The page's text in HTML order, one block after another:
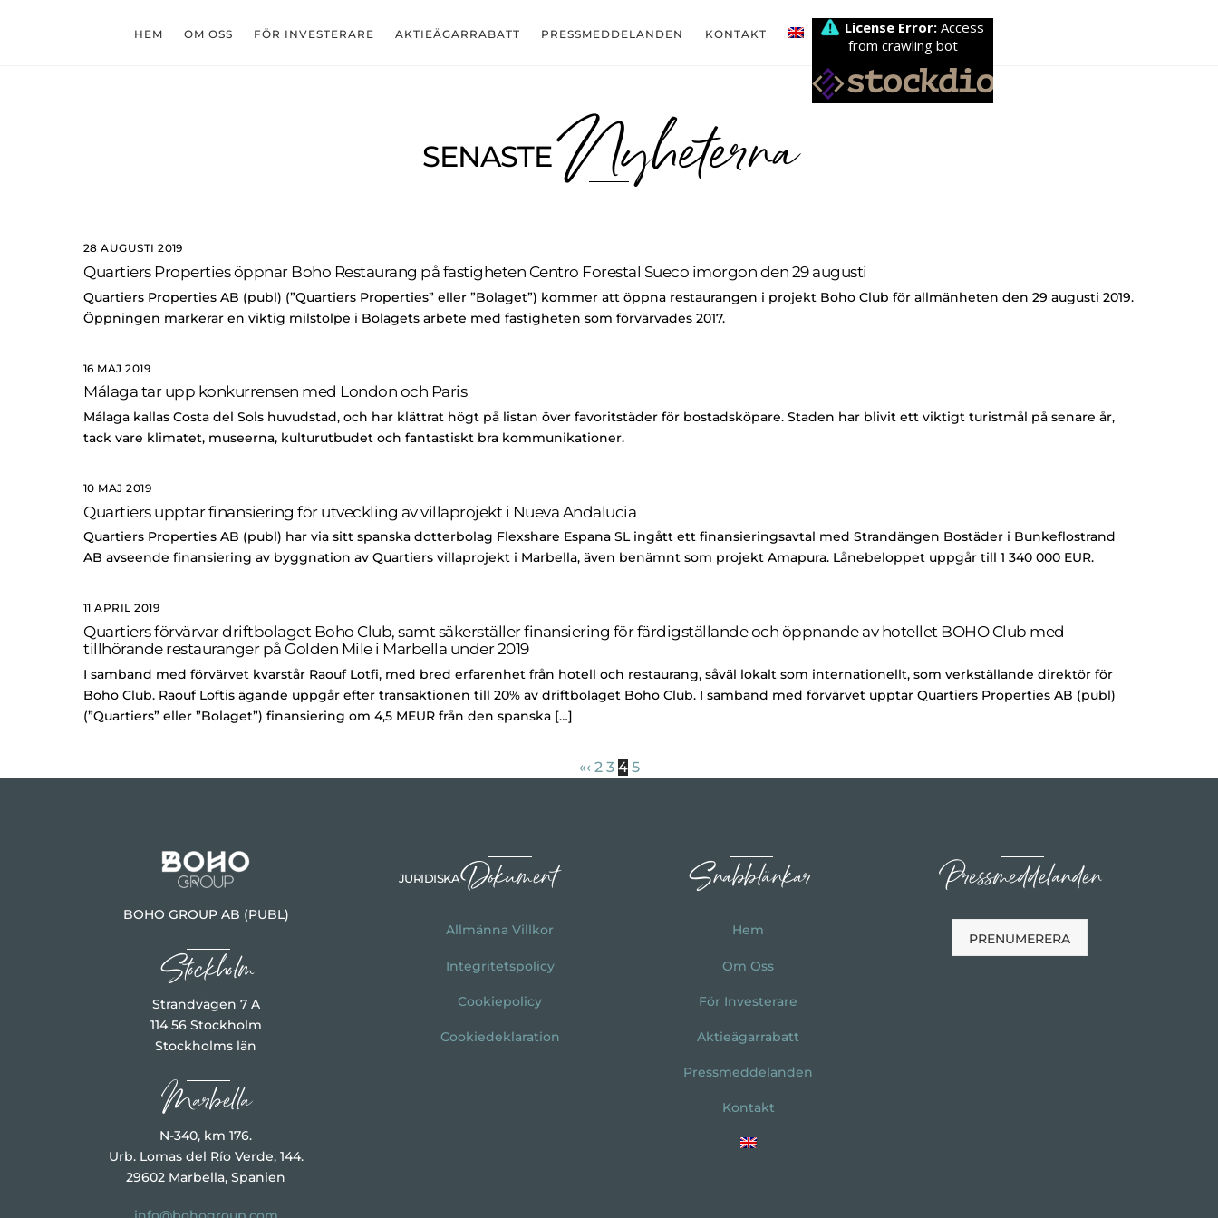
HEM OM OSS FÖR INVESTERARE AKTIEÄGARRABATT PRESSMEDDELANDEN KONTAKT
SENASTE Nyheterna
28 AUGUSTI 2019
Quartiers Properties öppnar Boho Restaurang på fastigheten Centro Forestal Sueco imorgon den 29 augusti
Quartiers Properties AB (publ) (”Quartiers Properties” eller ”Bolaget”) kommer att öppna restaurangen i projekt Boho Club för allmänheten den 29 augusti 2019.
Öppningen markerar en viktig milstolpe i Bolagets arbete med fastigheten som förvärvades 2017.
16 MAJ 2019
Málaga tar upp konkurrensen med London och Paris
Málaga kallas Costa del Sols huvudstad, och har klättrat högt på listan över favoritstäder för bostadsköpare. Staden har blivit ett viktigt turistmål på senare år,
tack vare klimatet, museerna, kulturutbudet och fantastiskt bra kommunikationer.
10 MAJ 2019
Quartiers upptar finansiering för utveckling av villaprojekt i Nueva Andalucia
Quartiers Properties AB (publ) har via sitt spanska dotterbolag Flexshare Espana SL ingått ett finansieringsavtal med Strandängen Bostäder i Bunkeflostrand
AB avseende finansiering av byggnation av Quartiers villaprojekt i Marbella, även benämnt som projekt Amapura. Lånebeloppet uppgår till 1 340 000 EUR.
11 APRIL 2019
Quartiers förvärvar driftbolaget Boho Club, samt säkerställer finansiering för färdigställande och öppnande av hotellet BOHO Club med
tillhörande restauranger på Golden Mile i Marbella under 2019
I samband med förvärvet kvarstår Raouf Lotfi, med bred erfarenhet från hotell och restaurang, såväl lokalt som internationellt, som verkställande direktör för
Boho Club. Raouf Loftis ägande uppgår efter transaktionen till 20% av driftbolaget Boho Club. I samband med förvärvet upptar Quartiers Properties AB (publ)
(”Quartiers” eller ”Bolaget”) finansiering om 4,5 MEUR från den spanska […]
«‹ 2 3 4 5
BOHO GROUP AB (PUBL)
Stockholm
Strandvägen 7 A
114 56 Stockholm
Stockholms län
Marbella
N-340, km 176.
Urb. Lomas del Río Verde, 144.
29602 Marbella, Spanien
JURIDISKA Dokument
Allmänna Villkor
Integritetspolicy
Cookiepolicy
Cookiedeklaration
Snabblänkar
Hem
Om Oss
För Investerare
Aktieägarrabatt
Pressmeddelanden
Kontakt
Pressmeddelanden
PRENUMERERA